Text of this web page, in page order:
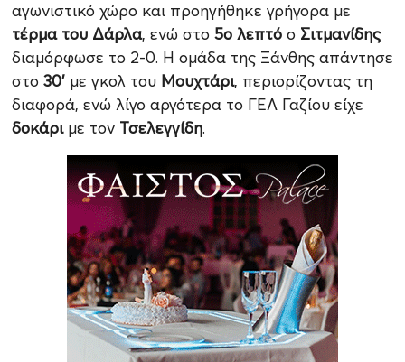
αγωνιστικό χώρο και προηγήθηκε γρήγορα με
τέρμα του Δάρλα, ενώ στο 5ο λεπτόο Σιτμανίδης
διαμόρφωσε το 2-0. Η ομάδα της Ξάνθης απάντησε
στο 30’με γκολ του Μουχτάρι, περιορίζοντας τη
διαφορά, ενώ λίγο αργότερα το ΓΕΛ Γαζίου είχε
δοκάριμε τον Τσελεγγίδη.